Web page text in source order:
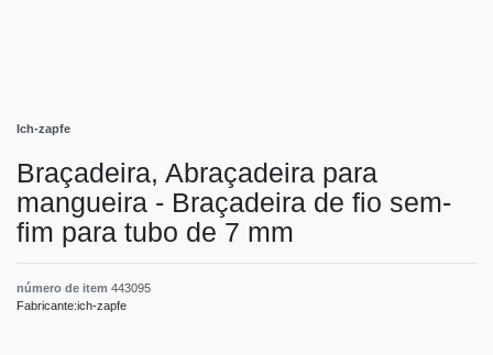
Ich-zapfe
Braçadeira, Abraçadeira para
mangueira - Braçadeira de fio sem-
fim para tubo de 7 mm
número de item 443095
Fabricante:ich-zapfe